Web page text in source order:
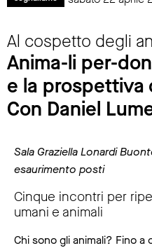
Al cospetto degli
Anima-li per-
e la prospettiva
Con Daniel
Sala Graziella Lonardi
esaurimento posti
Cinque incontri per
umani e animali
Chi sono gli animali? Fino